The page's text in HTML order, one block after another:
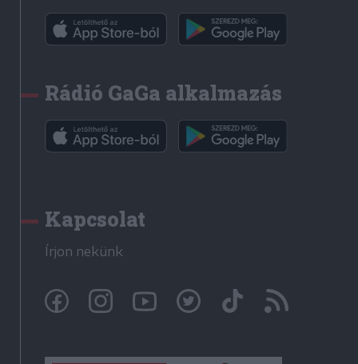
Rádió GaGa alkalmazás
Kapcsolat
Írjon nekünk